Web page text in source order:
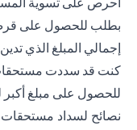
بطلب للحصول على
إجمالي المبلغ الذي
كنت قد سددت مستحقات
للحصول على مبلغ
نصائح لسداد مستحقات